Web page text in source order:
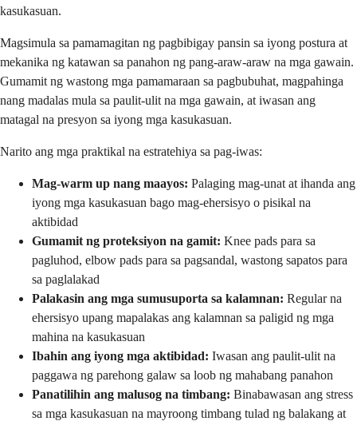
kasukasuan.
Magsimula sa pamamagitan ng pagbibigay pansin sa iyong postura at
mekanika ng katawan sa panahon ng pang-araw-araw na mga gawain.
Gumamit ng wastong mga pamamaraan sa pagbubuhat, magpahinga
nang madalas mula sa paulit-ulit na mga gawain, at iwasan ang
matagal na presyon sa iyong mga kasukasuan.
Narito ang mga praktikal na estratehiya sa pag-iwas:
Mag-warm up nang maayos: Palaging mag-unat at ihanda ang
iyong mga kasukasuan bago mag-ehersisyo o pisikal na
aktibidad
Gumamit ng proteksiyon na gamit: Knee pads para sa
pagluhod, elbow pads para sa pagsandal, wastong sapatos para
sa paglalakad
Palakasin ang mga sumusuporta sa kalamnan: Regular na
ehersisyo upang mapalakas ang kalamnan sa paligid ng mga
mahina na kasukasuan
Ibahin ang iyong mga aktibidad: Iwasan ang paulit-ulit na
paggawa ng parehong galaw sa loob ng mahabang panahon
Panatilihin ang malusog na timbang: Binabawasan ang stress
sa mga kasukasuan na mayroong timbang tulad ng balakang at